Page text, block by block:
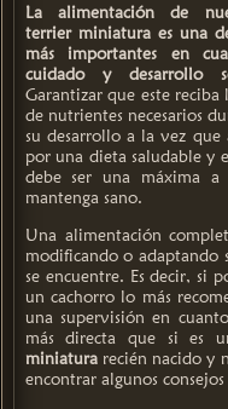
La alimentación de
terrier miniatura es una
más importantes en
cuidado y desarrollo
Garantizar que este reciba
de nutrientes necesarios
su desarrollo a la vez que
por una dieta saludable y
debe ser una máxima a
mantenga sano.
Una alimentación
modificando o adaptando
se encuentre. Es decir, si
un cachorro lo más
una supervisión en
más directa que si es
miniaturarecién nacido y
encontrar algunos